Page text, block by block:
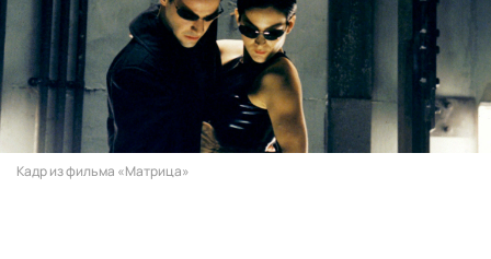
Кадр из фильма «Матрица»